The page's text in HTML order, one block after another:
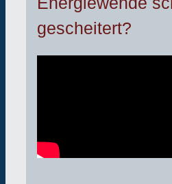
gescheitert?